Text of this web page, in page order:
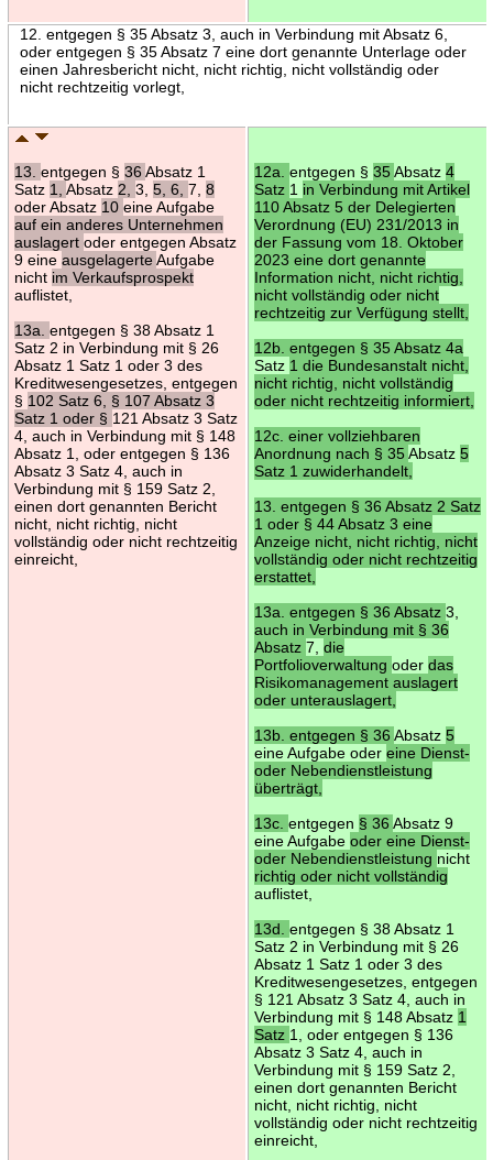
12. entgegen § 35 Absatz 3, auch in Verbindung mit Absatz 6,
oder entgegen § 35 Absatz 7 eine dort genannte Unterlage oder
einen Jahresbericht nicht, nicht richtig, nicht vollständig oder
nicht rechtzeitig vorlegt,
13. entgegen § 36 Absatz 1
Satz 1, Absatz 2, 3, 5, 6, 7, 8
oder Absatz 10 eine Aufgabe
auf ein anderes Unternehmen
auslagert oder entgegen Absatz
9 eine ausgelagerteAufgabe
nicht im Verkaufsprospekt
auflistet,
13a. entgegen § 38 Absatz 1
Satz 2 in Verbindung mit § 26
Absatz 1 Satz 1 oder 3 des
Kreditwesengesetzes, entgegen
§ 102 Satz 6, § 107 Absatz 3
Satz 1 oder § 121 Absatz 3 Satz
4, auch in Verbindung mit § 148
Absatz 1, oder entgegen § 136
Absatz 3 Satz 4, auch in
Verbindung mit § 159 Satz 2,
einen dort genannten Bericht
nicht, nicht richtig, nicht
vollständig oder nicht rechtzeitig
einreicht,
12a. entgegen § 35Absatz 4
Satz 1 in Verbindung mit Artikel
110 Absatz 5 der Delegierten
Verordnung (EU) 231/2013 in
der Fassung vom 18. Oktober
2023 eine dort genannte
Information nicht, nicht richtig,
nicht vollständig oder nicht
rechtzeitig zur Verfügung stellt,
12b. entgegen § 35 Absatz 4a
Satz 1 die Bundesanstalt nicht,
nicht richtig, nicht vollständig
oder nicht rechtzeitig informiert,
12c. einer vollziehbaren
Anordnung nach § 35Absatz 5
Satz 1 zuwiderhandelt,
13. entgegen § 36 Absatz 2 Satz
1 oder § 44 Absatz 3 eine
Anzeige nicht, nicht richtig, nicht
vollständig oder nicht rechtzeitig
erstattet,
13a. entgegen § 36 Absatz 3,
auch in Verbindung mit § 36
Absatz 7, die
Portfolioverwaltung oder das
Risikomanagement auslagert
oder unterauslagert,
13b. entgegen § 36 Absatz 5
eine Aufgabe oder eine Dienst-
oder Nebendienstleistung
überträgt,
13c. entgegen § 36 Absatz 9
eine Aufgabe oder eine Dienst-
oder Nebendienstleistung nicht
richtig oder nicht vollständig
auflistet,
13d. entgegen § 38 Absatz 1
Satz 2 in Verbindung mit § 26
Absatz 1 Satz 1 oder 3 des
Kreditwesengesetzes, entgegen
§ 121 Absatz 3 Satz 4, auch in
Verbindung mit § 148 Absatz 1
Satz 1, oder entgegen § 136
Absatz 3 Satz 4, auch in
Verbindung mit § 159 Satz 2,
einen dort genannten Bericht
nicht, nicht richtig, nicht
vollständig oder nicht rechtzeitig
einreicht,